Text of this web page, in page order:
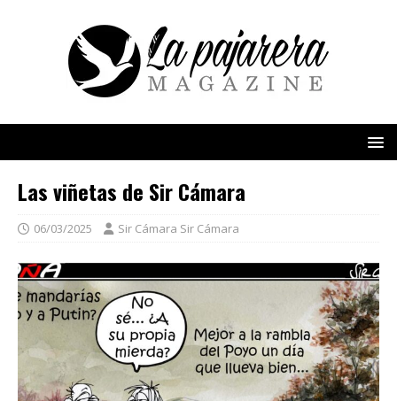
Las viñetas de Sir Cámara
06/03/2025 Sir Cámara Sir Cámara